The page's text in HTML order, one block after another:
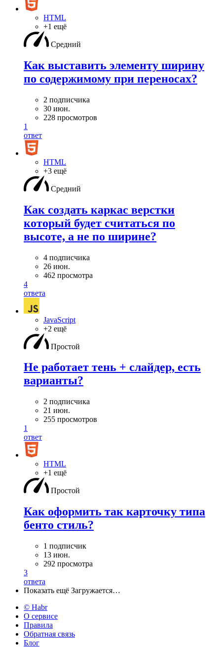
HTML
+1 ещё
Средний
Как выставить элементу ширину
по содержимому при переносах?
2 подписчика
30 июн.
228 просмотров
1
ответ
HTML
+3 ещё
Средний
Как создать каркас верстки
который будет считаться по
высоте, а не по ширине?
4 подписчика
26 июн.
462 просмотра
4
ответа
JavaScript
+2 ещё
Простой
Не работает тень + слайдер, есть
варианты?
2 подписчика
21 июн.
255 просмотров
1
ответ
HTML
+1 ещё
Простой
Как оформить так карточку типа
бенто стиль?
1 подписчик
13 июн.
292 просмотра
3
ответа
Показать ещё Загружается…
© Habr
О сервисе
Правила
Обратная связь
Блог